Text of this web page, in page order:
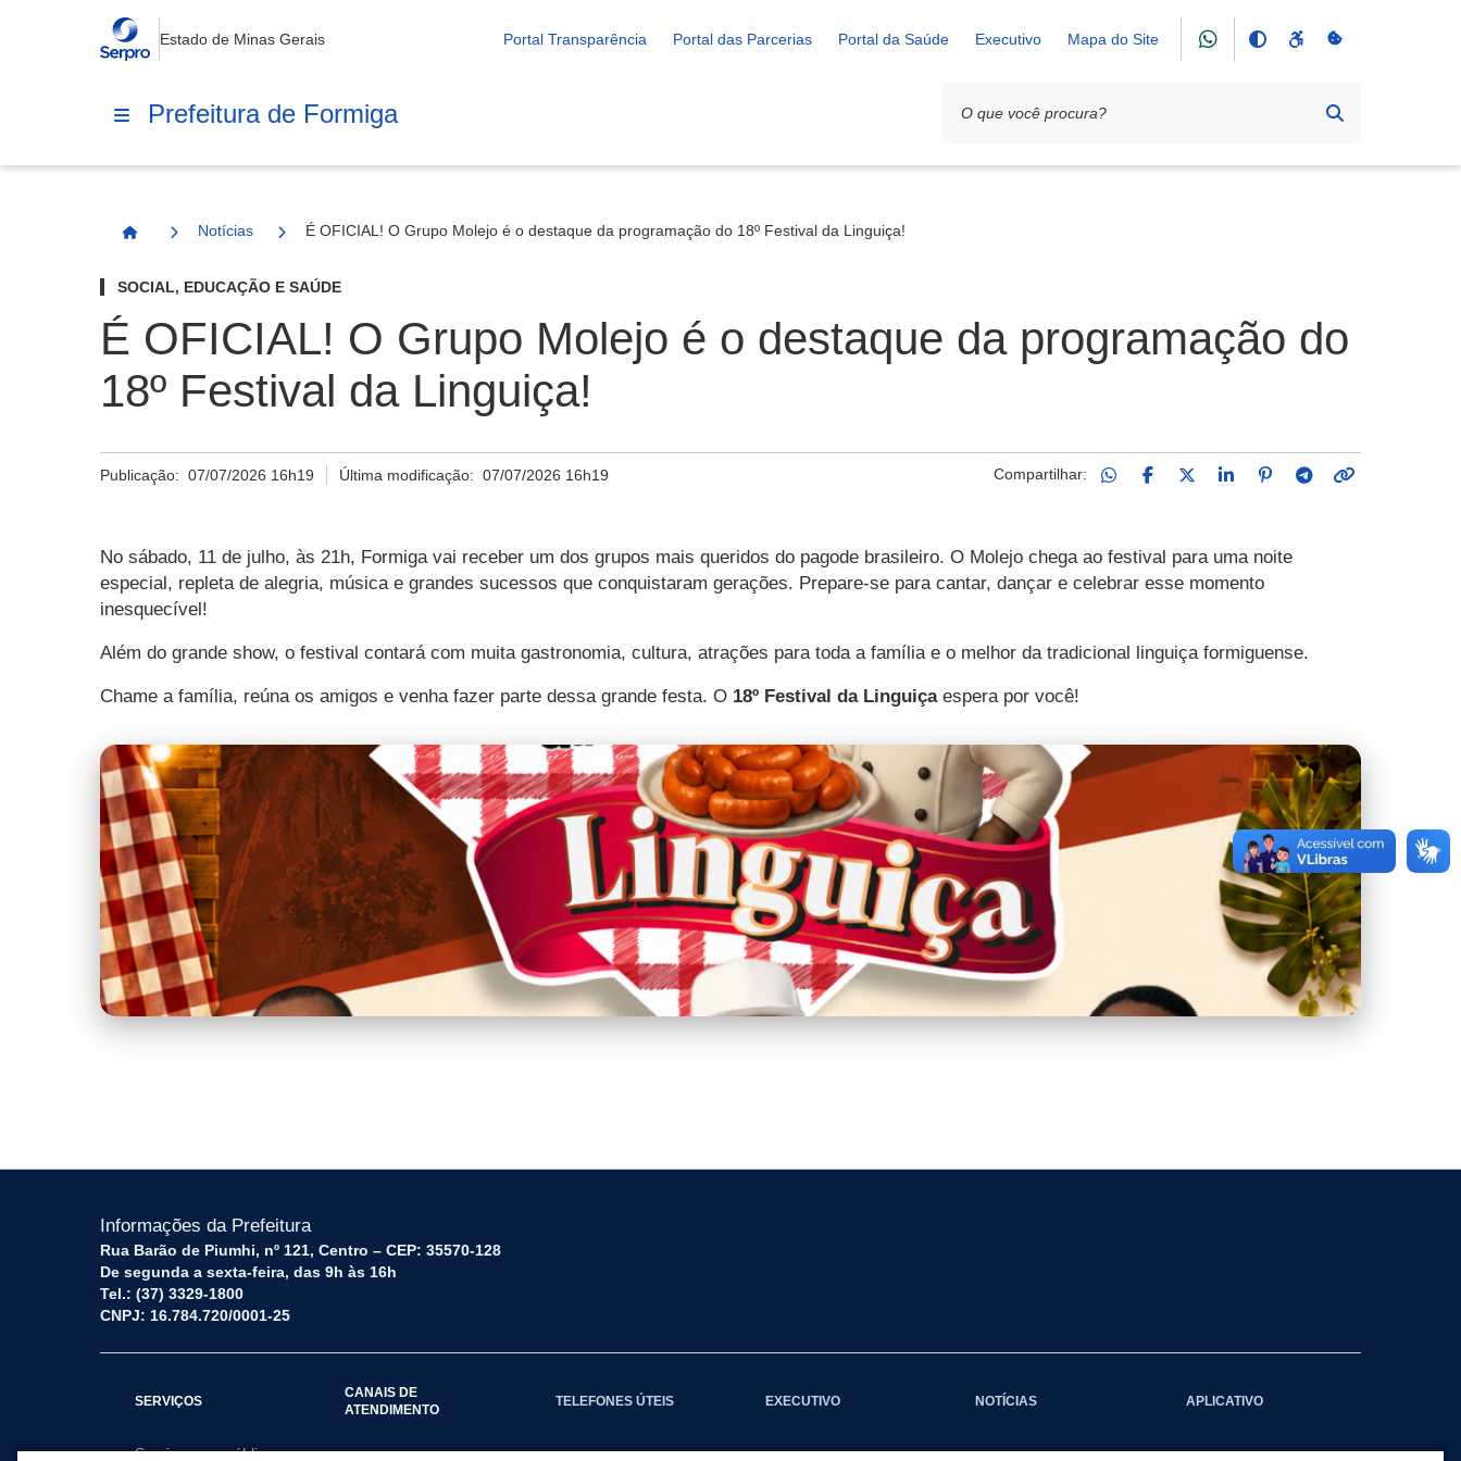
Estado de Minas Gerais Portal Transparência Portal das Parcerias Portal da Saúde Executivo Mapa do Site
Prefeitura de Formiga
Página Inicial
Notícias É OFICIAL! O Grupo Molejo é o destaque da programação do 18º Festival da Linguiça!
SOCIAL, EDUCAÇÃO E SAÚDE
É OFICIAL! O Grupo Molejo é o destaque da programação do
18º Festival da Linguiça!
Publicação: 07/07/2026 16h19 Última modificação:07/07/2026 16h19 Compartilhar:
No sábado, 11 de julho, às 21h, Formiga vai receber um dos grupos mais queridos do pagode brasileiro. O Molejo chega ao festival para uma noite
especial, repleta de alegria, música e grandes sucessos que conquistaram gerações. Prepare-se para cantar, dançar e celebrar esse momento
inesquecível!
Além do grande show, o festival contará com muita gastronomia, cultura, atrações para toda a família e o melhor da tradicional linguiça formiguense.
Chame a família, reúna os amigos e venha fazer parte dessa grande festa. O 18º Festival da Linguiçaespera por você!
Informações da Prefeitura
Rua Barão de Piumhi, nº 121, Centro – CEP: 35570-128
De segunda a sexta-feira, das 9h às 16h
Tel.: (37) 3329-1800
CNPJ: 16.784.720/0001-25
SERVIÇOS
Serviços por público
CANAIS DE
ATENDIMENTO
TELEFONES ÚTEIS EXECUTIVO NOTÍCIAS APLICATIVO